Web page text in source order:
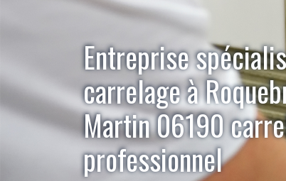
Entreprise
carrelage à
Martin 06190
professionnel